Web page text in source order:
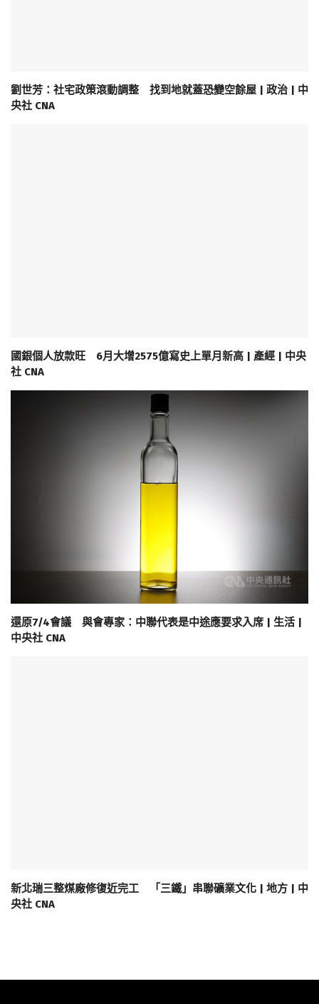
劉世芳：社宅政策滾動調整 找到地就蓋恐變空餘屋 | 政治 | 中
央社 CNA
國銀個人放款旺 6月大增2575億寫史上單月新高 | 產經 | 中央
社 CNA
還原7/4會議 與會專家：中聯代表是中途應要求入席 | 生活 |
中央社 CNA
新北瑞三整煤廠修復近完工 「三鐵」串聯礦業文化 | 地方 | 中
央社 CNA